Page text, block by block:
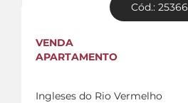
Cód.: 25366
VENDA
APARTAMENTO
Ingleses do Rio Vermelho